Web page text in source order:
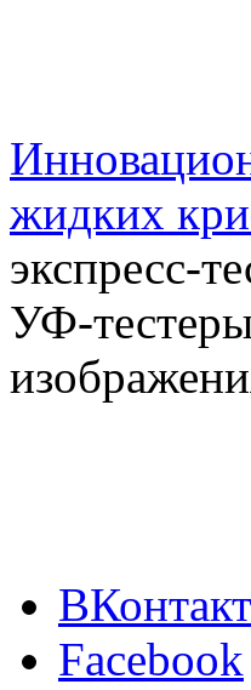
жидких
экспресс-
УФ-
Facebook